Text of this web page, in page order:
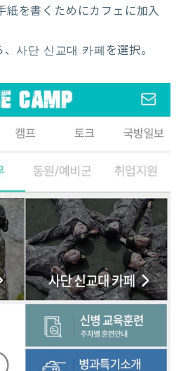
紙を書くためにカフェに加入
사단 신교대 카페を選択。